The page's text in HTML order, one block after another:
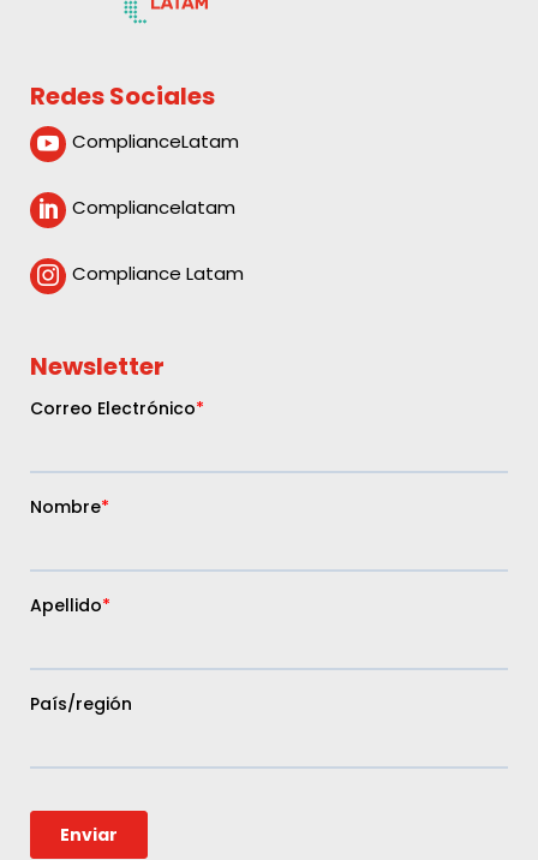
Redes Sociales
 ComplianceLatam
 Compliancelatam
 Compliance Latam
Newsletter